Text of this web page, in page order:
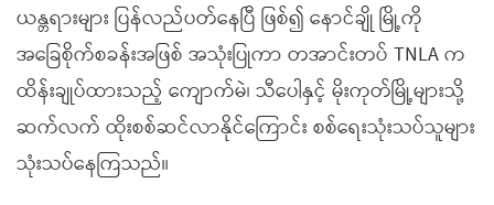
ယန္တရားများ ပြန်လည်ပတ်နေပြီ ဖြစ်၍ နောင်ချို မြို့ကို
အခြေစိုက်စခန်းအဖြစ် အသုံးပြုကာ တအာင်းတပ် TNLA က
ထိန်းချုပ်ထားသည့် ကျောက်မဲ၊ သီပေါနှင့် မိုးကုတ်မြို့များသို့
ဆက်လက် ထိုးစစ်ဆင်လာနိုင်ကြောင်း စစ်ရေးသုံးသပ်သူများ
သုံးသပ်နေကြသည်။